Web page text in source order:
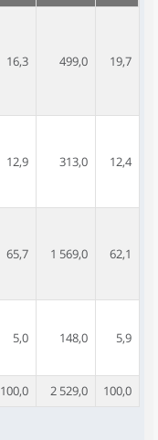
16,3 499,0 19,7
12,9 313,0 12,4
65,7 1 569,0 62,1
5,0 148,0 5,9
100,0 2 529,0 100,0